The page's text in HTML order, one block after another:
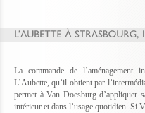
La commande de l’aménagement
L’Aubette, qu’il obtient par
permet à Van Doesburg d’appliquer
intérieur et dans l’usage quotidien. Si